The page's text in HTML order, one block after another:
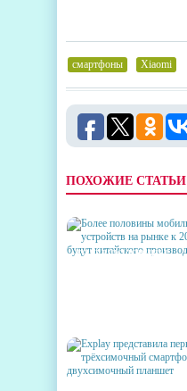
смартфоны Xiaomi
ПОХОЖИЕ СТАТЬИ
БОЛЕЕ ПОЛОВИНЫ